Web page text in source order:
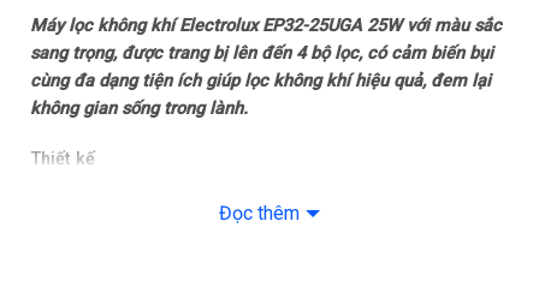
– Lọc kháng khuẩn
– Màng lọc than hoạt tính
– Màng lọc thô
Máy lọc không khí Electrolux EP32-25UGA 25W với màu sắc
sang trọng, được trang bị lên đến 4 bộ lọc, có cảm biến bụi
cùng đa dạng tiện ích giúp lọc không khí hiệu quả, đem lại
không gian sống trong lành.
Thiết kế
Đọc thêm